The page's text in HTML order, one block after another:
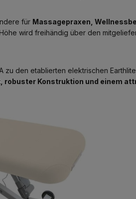
für Massagepraxen,
wird freihändig über den
zu den etablierten elektrischen
robuster Konstruktion und einem